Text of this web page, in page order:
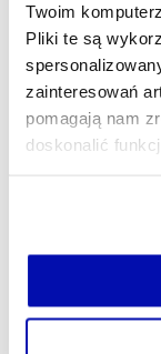
Twoim
Pliki te są
zainteresowań
pomagają nam
doskonalić
Jeżeli nie
możesz łatwo
własnej